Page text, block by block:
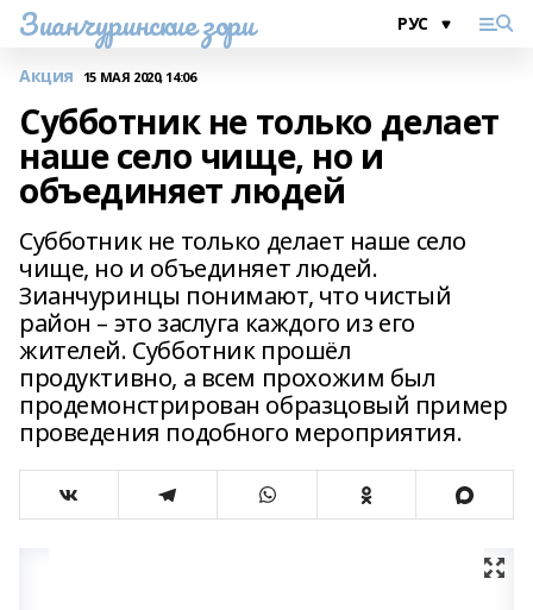
Зианчуринские зори
Акция 15 МАЯ 2020, 14:06
Субботник не только делает
наше село чище, но и
объединяет людей
Субботник не только делает наше село
чище, но и объединяет людей.
Зианчуринцы понимают, что чистый
район – это заслуга каждого из его
жителей. Субботник прошёл
продуктивно, а всем прохожим был
продемонстрирован образцовый пример
проведения подобного мероприятия.